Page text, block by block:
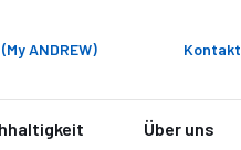
ANDREW) Kontakt
Über uns